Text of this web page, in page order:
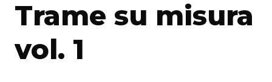
Trame su misura
vol. 1